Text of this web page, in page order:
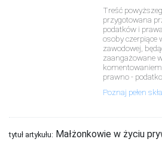
Treść
przygotowana
podatków i
osoby czerpiące
zawodowej,
zaangażowane
prawno -
Poznaj pełen
tytuł artykułu: Małżonkowie w życiu